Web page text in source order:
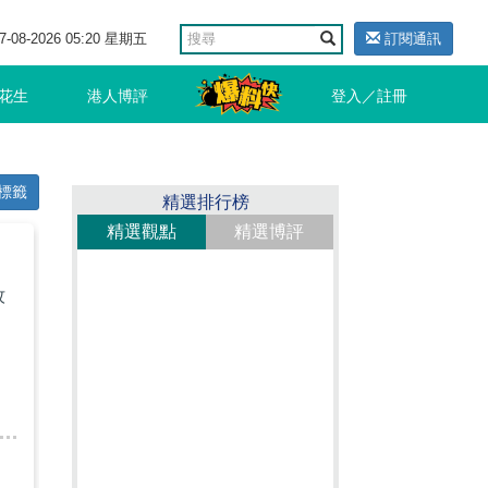
08-2026 05:20 星期五 訂閱通訊
生 港人博評 登入／註冊
籤
精選排行榜
精選觀點
精選博評